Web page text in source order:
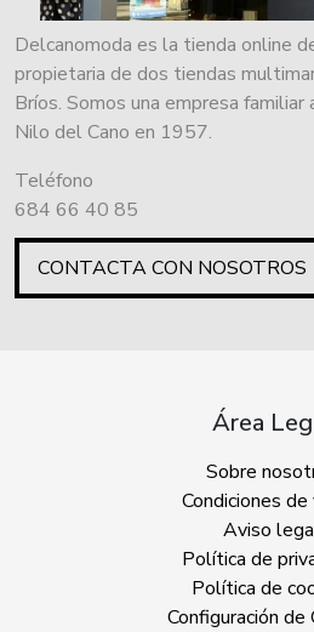
Delcanomoda es la tienda online
propietaria de dos tiendas
Bríos. Somos una empresa familiar
Nilo del Cano en 1957.
Teléfono
684 66 40 85
CONTACTA CON NOSOTROS
Área
Sobre
Condiciones
Aviso
Política de
Política de
Configuración de